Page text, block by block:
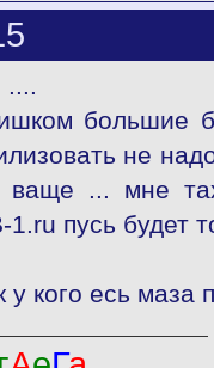
....
большие
не
ваще ... мне
1.ru пусь будет
у кого есь маза